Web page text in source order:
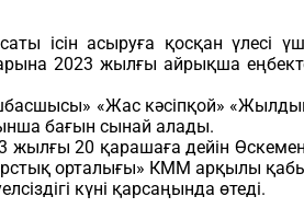
ісін асыруға қосқан
2023 жылғы айрықша
«Жас кәсіпқой»
бағын сынай алады.
20 қарашаға дейін
орталығы» КММ арқылы
күні қарсаңында өтеді.